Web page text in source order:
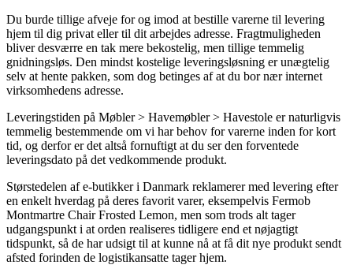
Du burde tillige afveje for og imod at bestille varerne til levering
hjem til dig privat eller til dit arbejdes adresse. Fragtmuligheden
bliver desværre en tak mere bekostelig, men tillige temmelig
gnidningsløs. Den mindst kostelige leveringsløsning er unægtelig
selv at hente pakken, som dog betinges af at du bor nær internet
virksomhedens adresse.
Leveringstiden på Møbler > Havemøbler > Havestole er naturligvis
temmelig bestemmende om vi har behov for varerne inden for kort
tid, og derfor er det altså fornuftigt at du ser den forventede
leveringsdato på det vedkommende produkt.
Størstedelen af e-butikker i Danmark reklamerer med levering efter
en enkelt hverdag på deres favorit varer, eksempelvis Fermob
Montmartre Chair Frosted Lemon, men som trods alt tager
udgangspunkt i at orden realiseres tidligere end et nøjagtigt
tidspunkt, så de har udsigt til at kunne nå at få dit nye produkt sendt
afsted forinden de logistikansatte tager hjem.